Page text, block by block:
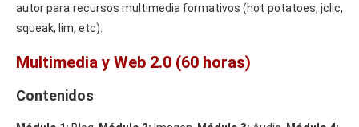
autor para recursos multimedia formativos (hot potatoes, jclic,
squeak, lim, etc).
Multimedia y Web 2.0 (60 horas)
Contenidos